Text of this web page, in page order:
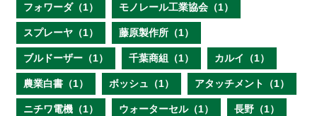
フォワーダ（1） モノレール工業協会（1）
スプレーヤ（1） 藤原製作所（1）
ブルドーザー（1） 千葉商組（1） カルイ（1）
農業白書（1） ボッシュ（1） アタッチメント（1）
ニチワ電機（1） ウォーターセル（1） 長野（1）